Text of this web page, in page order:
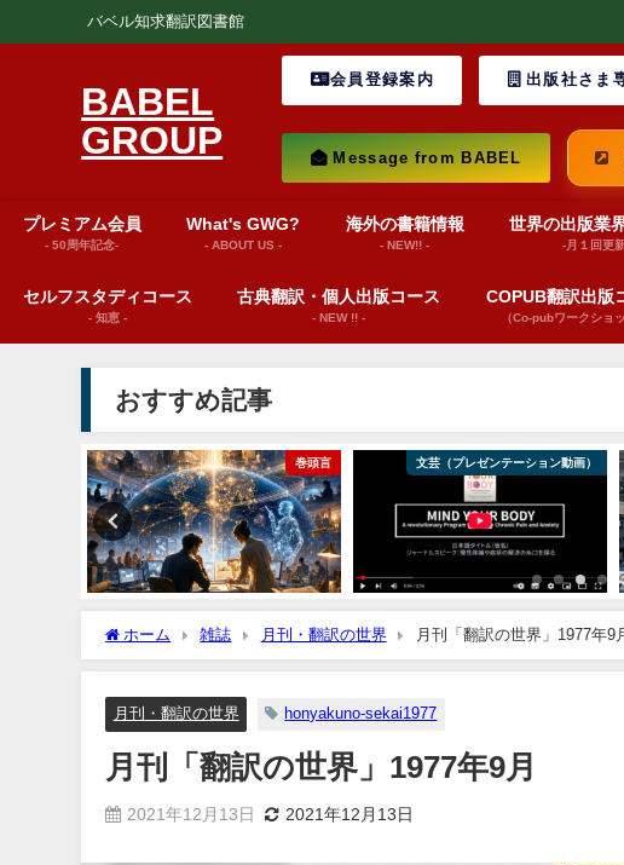
バベル知求翻訳図書館
BABEL
GROUP
会員登録案内 出版社さま
Message from BABEL
プレミアム会員
- 50周年記念-
What's GWG?
- ABOUT US -
海外の書籍情報
- NEW!! -
世界の出版業
-月１回更
セルフスタディコース
- 知恵 -
古典翻訳・個人出版コース
- NEW !! -
COPUB翻訳出版
（Co-pubワークショッ
おすすめ記事
巻頭言 文芸（プレゼンテーション動画）
ホーム 雑誌 月刊・翻訳の世界 月刊「翻訳の世界」1977年9
月刊・翻訳の世界 honyakuno-sekai1977
月刊「翻訳の世界」1977年9月
2021年12月13日 2021年12月13日